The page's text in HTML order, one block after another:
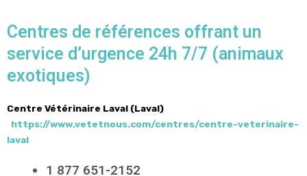
Centres de références offrant un
service d’urgence 24h 7/7 (animaux
exotiques)
Centre Vétérinaire Laval (Laval)
https://www.vetetnous.com/centres/centre-veterinaire-
laval
1 877 651-2152